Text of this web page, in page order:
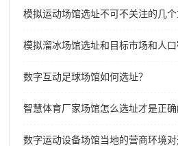
模拟运动场馆选址不可不关注的几个
模拟溜冰场馆选址和目标市场和人口
数字互动足球场馆如何选址？
智慧体育厂家场馆怎么选址才是正确
数字运动设备场馆当地的营商环境对